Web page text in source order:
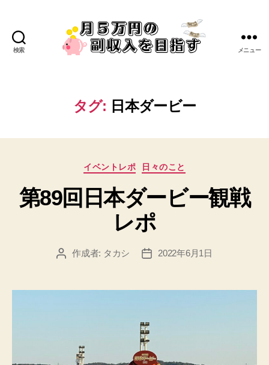
検索 メニュー
タグ: 日本ダービー
イベントレポ 日々のこと
第89回日本ダービー観戦
レポ
作成者: タカシ 2022年6月1日